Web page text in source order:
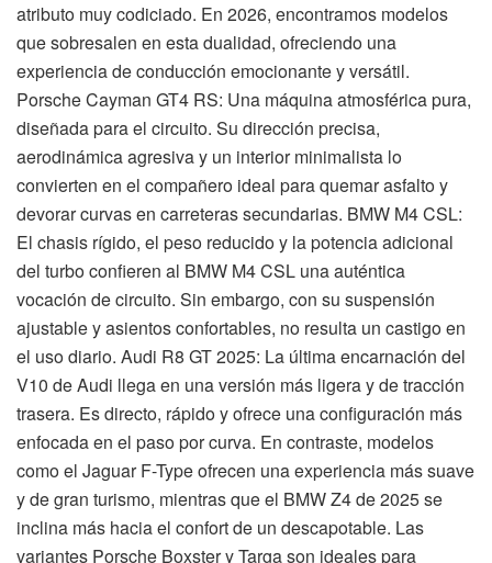
atributo muy codiciado. En 2026, encontramos modelos
que sobresalen en esta dualidad, ofreciendo una
experiencia de conducción emocionante y versátil.
Porsche Cayman GT4 RS: Una máquina atmosférica pura,
diseñada para el circuito. Su dirección precisa,
aerodinámica agresiva y un interior minimalista lo
convierten en el compañero ideal para quemar asfalto y
devorar curvas en carreteras secundarias. BMW M4 CSL:
El chasis rígido, el peso reducido y la potencia adicional
del turbo confieren al BMW M4 CSL una auténtica
vocación de circuito. Sin embargo, con su suspensión
ajustable y asientos confortables, no resulta un castigo en
el uso diario. Audi R8 GT 2025: La última encarnación del
V10 de Audi llega en una versión más ligera y de tracción
trasera. Es directo, rápido y ofrece una configuración más
enfocada en el paso por curva. En contraste, modelos
como el Jaguar F-Type ofrecen una experiencia más suave
y de gran turismo, mientras que el BMW Z4 de 2025 se
inclina más hacia el confort de un descapotable. Las
variantes Porsche Boxster y Targa son ideales para